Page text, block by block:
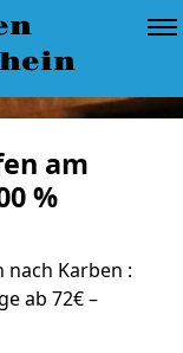
am
%
nach Karben :
ab 72€ –